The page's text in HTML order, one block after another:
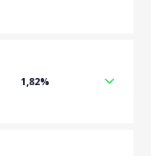
1,82%